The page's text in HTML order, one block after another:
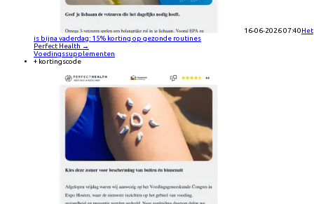
16-06-2026 07:40Het
is bijna vaderdag: 15% korting op gezonde routines
Perfect Health →
Voedingssupplementen
+ kortingscode